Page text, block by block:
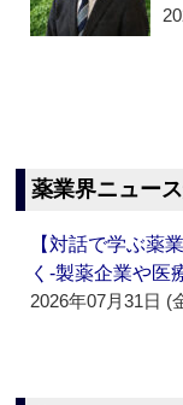
薬業界ニュー
【対話で学ぶ薬
く‐製薬企業や
2026年07月31日 (